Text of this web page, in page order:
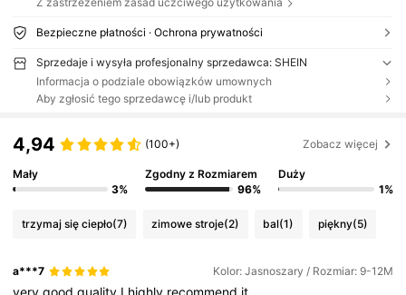
Bezpieczne płatności · Ochrona prywatności
Sprzedaje i wysyła profesjonalny sprzedawca: SHEIN
Informacja o podziale obowiązków umownych
Aby zgłosić tego sprzedawcę i/lub produkt
4,94 (100+) Zobacz więcej
Mały
3%
Zgodny z Rozmiarem
96%
Duży
1%
trzymaj się ciepło(7) zimowe stroje(2) bal(1) piękny(5)
a***7 Kolor: Jasnoszary / Rozmiar: 9-12M